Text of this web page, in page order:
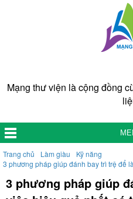
Mạng thư viện là cộng đồng
Trang chủ Làm giàu
Kỹ năng
3 phương pháp giúp đánh bay trì trệ để
3 phương pháp giúp